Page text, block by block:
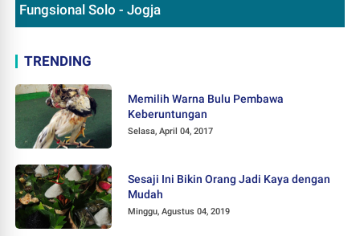
Fungsional Solo - Jogja
TRENDING
Memilih Warna Bulu Pembawa
Keberuntungan
Selasa, April 04, 2017
Sesaji Ini Bikin Orang Jadi Kaya dengan
Mudah
Minggu, Agustus 04, 2019